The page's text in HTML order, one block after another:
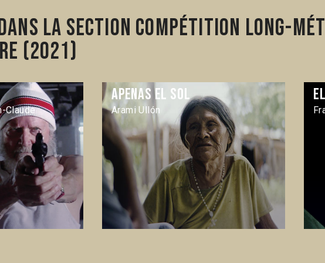
la section Compétition Long-
(2021)
Claude
Apenas el sol
Arami Ullón